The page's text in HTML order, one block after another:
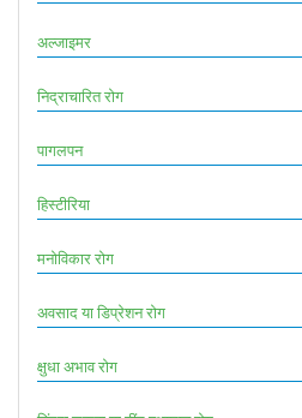
अल्जाइमर
निद्राचारित रोग
पागलपन
हिस्टीरिया
मनोविकार रोग
अवसाद या डिप्रेशन रोग
क्षुधा अभाव रोग